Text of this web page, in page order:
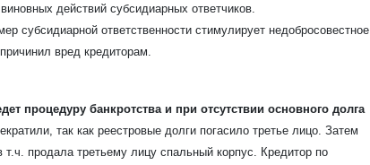
действий субсидиарных ответчиков.
субсидиарной ответственности стимулирует недобросовестное
вред кредиторам.
процедуру банкротства и при отсутствии основного долга
так как реестровые долги погасило третье лицо. Затем
продала третьему лицу спальный корпус. Кредитор по